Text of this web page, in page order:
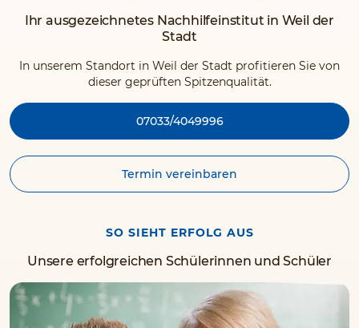
Ihr ausgezeichnetes Nachhilfeinstitut in Weil der
Stadt
In unserem Standort in Weil der Stadt profitieren Sie von
dieser geprüften Spitzenqualität.
07033/4049996
Termin vereinbaren
SO SIEHT ERFOLG AUS
Unsere erfolgreichen Schülerinnen und Schüler